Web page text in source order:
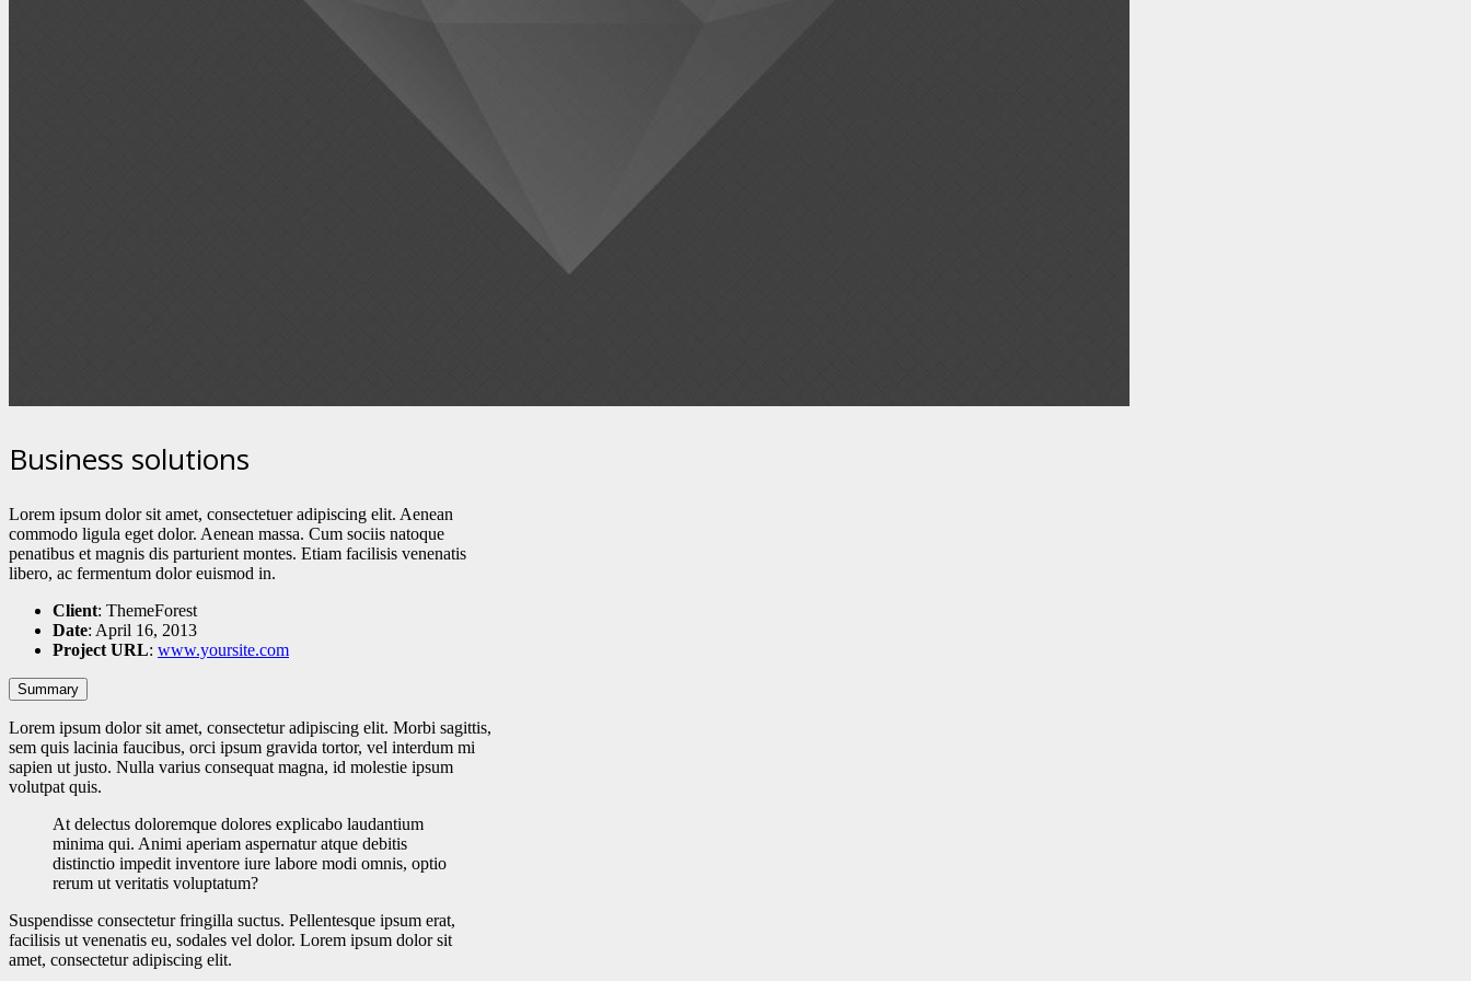
Business solutions
Lorem ipsum dolor sit amet, consectetuer adipiscing elit. Aenean
commodo ligula eget dolor. Aenean massa. Cum sociis natoque
penatibus et magnis dis parturient montes. Etiam facilisis venenatis
libero, ac fermentum dolor euismod in.
Client: ThemeForest
Date: April 16, 2013
Project URL: www.yoursite.com
Summary
Lorem ipsum dolor sit amet, consectetur adipiscing elit. Morbi sagittis,
sem quis lacinia faucibus, orci ipsum gravida tortor, vel interdum mi
sapien ut justo. Nulla varius consequat magna, id molestie ipsum
volutpat quis.
At delectus doloremque dolores explicabo laudantium
minima qui. Animi aperiam aspernatur atque debitis
distinctio impedit inventore iure labore modi omnis, optio
rerum ut veritatis voluptatum?
Suspendisse consectetur fringilla suctus. Pellentesque ipsum erat,
facilisis ut venenatis eu, sodales vel dolor. Lorem ipsum dolor sit
amet, consectetur adipiscing elit.